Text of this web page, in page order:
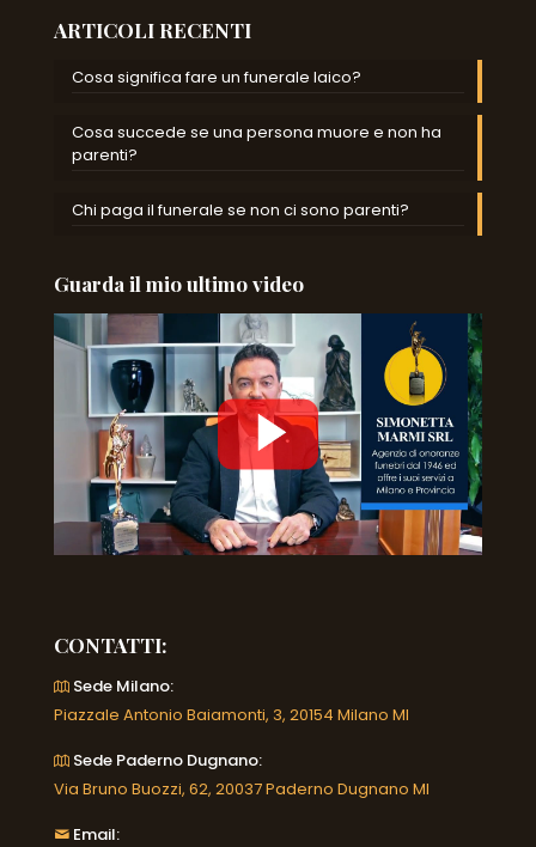
ARTICOLI RECENTI
Cosa significa fare un funerale laico?
Cosa succede se una persona muore e non ha
parenti?
Chi paga il funerale se non ci sono parenti?
Guarda il mio ultimo video
CONTATTI:
Sede Milano:
Piazzale Antonio Baiamonti, 3, 20154 Milano MI
Sede Paderno Dugnano:
Via Bruno Buozzi, 62, 20037 Paderno Dugnano MI
Email: